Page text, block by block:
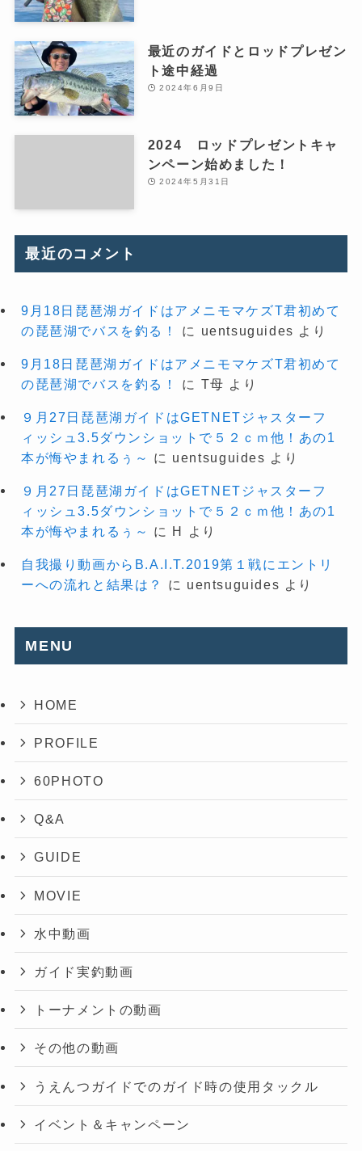
最近のガイドとロッドプレゼン
ト途中経過
2024年6月9日
2024 ロッドプレゼントキャ
ンペーン始めました！
2024年5月31日
最近のコメント
9月18日琵琶湖ガイドはアメニモマケズT君初めて
の琵琶湖でバスを釣る！
に uentsuguides より
9月18日琵琶湖ガイドはアメニモマケズT君初めて
の琵琶湖でバスを釣る！
に T母 より
９月27日琵琶湖ガイドはGETNETジャスターフ
ィッシュ3.5ダウンショットで５２ｃｍ他！あの1
本が悔やまれるぅ～
に uentsuguides より
９月27日琵琶湖ガイドはGETNETジャスターフ
ィッシュ3.5ダウンショットで５２ｃｍ他！あの1
本が悔やまれるぅ～
に H より
自我撮り動画からB.A.I.T.2019第１戦にエントリ
ーへの流れと結果は？
に uentsuguides より
MENU
HOME
PROFILE
60PHOTO
Q&A
GUIDE
MOVIE
水中動画
ガイド実釣動画
トーナメントの動画
その他の動画
うえんつガイドでのガイド時の使用タックル
イベント＆キャンペーン